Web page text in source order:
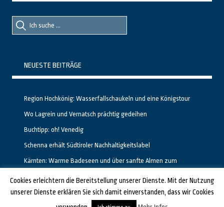
Suche
nach::
Suche
nach:
NEUESTE BEITRÄGE
Region Hochkönig: Wasserfallschaukeln und eine Königstour
Wo Lagrein und Vernatsch prächtig gedeihen
Buchtipp: oh! Venedig
Schenna erhält Südtiroler Nachhaltigkeitslabel
Kärnten: Warme Badeseen und über sanfte Almen zum
GESTALTET UND PROGRAMMIERT VON ALBERTO & FRANZ BEI LUCID.BERLIN
Cookies erleichtern die Bereitstellung unserer Dienste. Mit der Nutzung
unserer Dienste erklären Sie sich damit einverstanden, dass wir Cookies